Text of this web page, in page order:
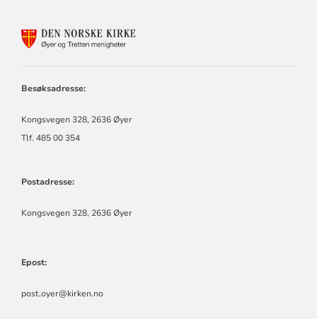
Besøksadresse:
Kongsvegen 328, 2636 Øyer
Tlf. 485 00 354
Postadresse:
Kongsvegen 328, 2636 Øyer
Epost:
post.oyer@kirken.no